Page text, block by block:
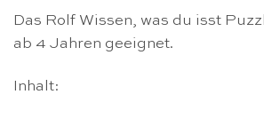
Das Rolf Wissen, was du isst
ab 4 Jahren geeignet.
Inhalt: